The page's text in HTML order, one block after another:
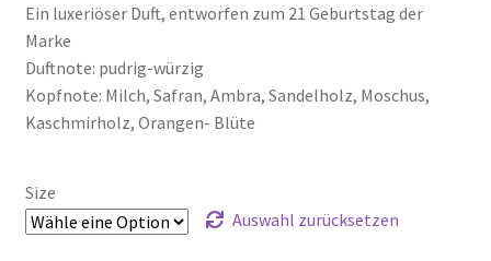
Ein luxeriöser Duft, entworfen zum 21 Geburtstag der
Marke
Duftnote: pudrig-würzig
Kopfnote: Milch, Safran, Ambra, Sandelholz, Moschus,
Kaschmirholz, Orangen- Blüte
Size
Auswahl zurücksetzen